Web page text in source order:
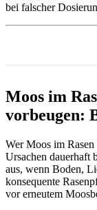
bei falscher
Moos im
vorbeugen:
Wer Moos im
Ursachen dauerhaft
aus, wenn Boden,
konsequente
vor erneutem